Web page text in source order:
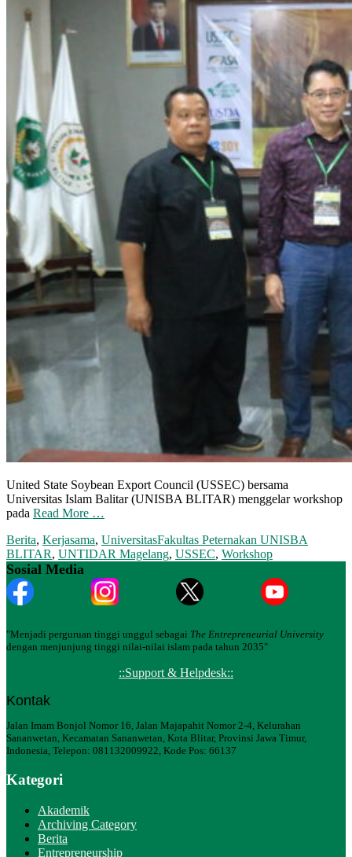
United State Soybean Export Council (USSEC) bersama
Universitas Islam Balitar (UNISBA BLITAR) menggelar workshop
pada Read More …
Berita, Kerjasama, UniversitasFakultas Peternakan UNISBA
BLITAR, UNTIDAR Magelang, USSEC, Workshop
Sosial Media
"Menjadi perguruan tinggi unggul sebagai The Entrepreneurial University
dengan menjunjung tinggi nilai-nilai islam pada tahun 2035"
::Support & Helpdesk::
Kontak
Jalan Imam Bonjol Nomor 16, Jalan Majapahit Nomor 2-4, Kelurahan
Sananwetan, Kecamatan Sananwetan, Kota Blitar, Provinsi Jawa Timur,
Indonesia, Telepon: 081132009922, Kode Pos: 66137
Kategori
Akademik
Archiving Category
Berita
Entrepreneurship